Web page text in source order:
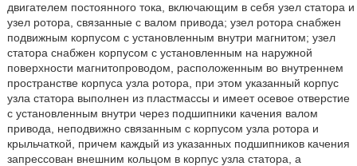
двигателем постоянного тока, включающим в себя узел статора и
узел ротора, связанные с валом привода; узел ротора снабжен
подвижным корпусом с установленным внутри магнитом; узел
статора снабжен корпусом с установленным на наружной
поверхности магнитопроводом, расположенным во внутреннем
пространстве корпуса узла ротора, при этом указанный корпус
узла статора выполнен из пластмассы и имеет осевое отверстие
с установленным внутри через подшипники качения валом
привода, неподвижно связанным с корпусом узла ротора и
крыльчаткой, причем каждый из указанных подшипников качения
запрессован внешним кольцом в корпус узла статора, а